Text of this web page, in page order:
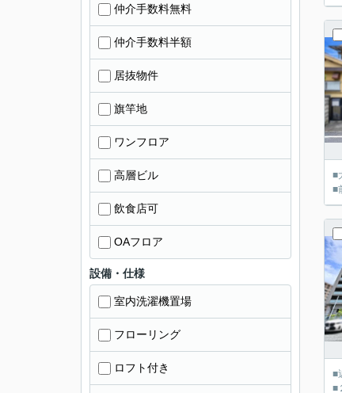
■
■
■
■
仲介手数料無料
仲介手数料半額
居抜物件
旗竿地
ワンフロア
高層ビル
飲食店可
OAフロア
設備・仕様
室内洗濯機置場
フローリング
ロフト付き